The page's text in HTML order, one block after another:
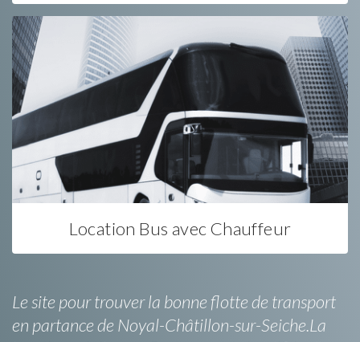
Location Bus avec Chauffeur
Le site pour trouver la bonne flotte de transport
en partance de Noyal-Châtillon-sur-Seiche.La